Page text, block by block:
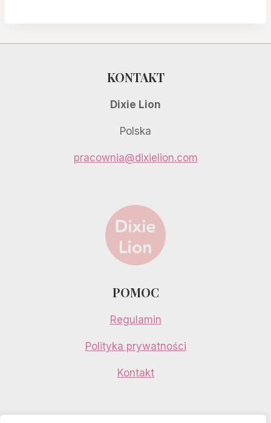
KONTAKT
Dixie Lion
Polska
pracownia@dixielion.com
POMOC
Regulamin
Polityka prywatności
Kontakt